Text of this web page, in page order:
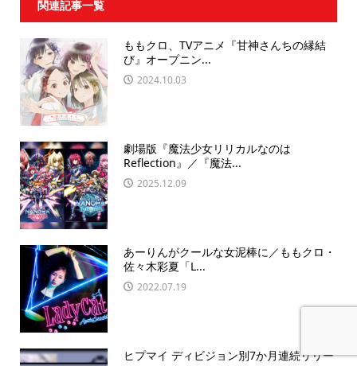
関連記事一覧
ももクロ、TVアニメ『甘神さんちの縁結
び』オープニン...
2024.10.03
劇場版『魔法少女リリカルなのは
Reflection』／『魔法...
2025.12.09
あーりんがクールな女泥棒に／ももクロ・
佐々木彩夏「L...
2022.07.19
ヒプマイ ディビジョン別7か月連続リリー